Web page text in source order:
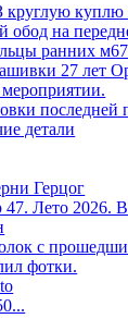
куплю
на
ранних
27 лет
последней
детали
Герцог
Лето 2026.
с
фотки.